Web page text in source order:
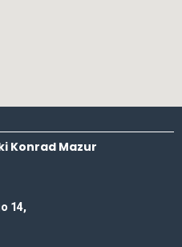
Konrad Mazur
14,